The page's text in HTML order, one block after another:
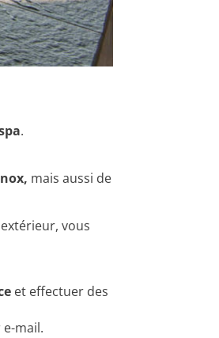
.
mais aussi de
vous
et effectuer des
mail.